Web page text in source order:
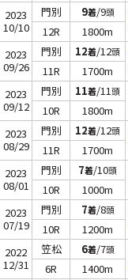
2023
10/10
門別 9着/9頭
12R
1800m
2023
09/26
門別 12着/12頭
11R
1700m
2023
09/12
門別 11着/11頭
10R
1800m
2023
08/29
門別 12着/12頭
11R
1700m
2023
08/01
門別 7着/10頭
10R
1000m
2023
07/19
門別 7着/8頭
10R
1200m
2022
12/31
笠松 6着/7頭
6R
1400m